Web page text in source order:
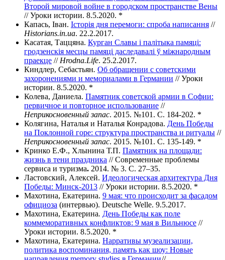
Второй мировой войне в городском пространстве Вены
// Уроки истории. 8.5.2020. *
Капась, Іван. Історія дня перемоги: спроба написання //
Historians.in.ua. 22.2.2017.
Касатая, Таццяна. Курган Славы і палітыка памяці:
гродзенскія месцы памяці даследавалі ў міжнародным
праекце //Hrodna.Life. 25.2.2017.
Киндлер, Себастьян. Об обращении с советскими
захоронениями и мемориалами в Германии // Уроки
истории. 8.5.2020. *
Колева, Даниела. Памятник советской армии в Софии:
первичное и повторное использование //
Неприкосновенный запас. 2015. №101. С. 184-202. *
Колягина, Наталья и Наталья Конрадова. День Победы
на Поклонной горе: структура пространства и ритуалы //
Неприкосновенный запас. 2015. №101. С. 135-149. *
Кринко Е.Ф., Хлынина Т.П. Памятник на площади:
жизнь в тени праздника // Современные проблемы
сервиса и туризма. 2014. № 3. С. 27–35.
Ластовский, Алексей. Идеологическая архитектура Дня
Победы: Минск-2013 // Уроки истории. 8.5.2020. *
Махотина, Екатерина. 9 мая: что происходит за фасадом
официоза (интервью). Deutsche Welle. 9.5.2017.
Махотина, Екатерина. День Победы как поле
коммеморативных конфликтов: 9 мая в Вильнюсе //
Уроки истории. 8.5.2020. *
Махотина, Екатерина. Нарративы музеализации,
политика воспоминания, память как шоу: Новые